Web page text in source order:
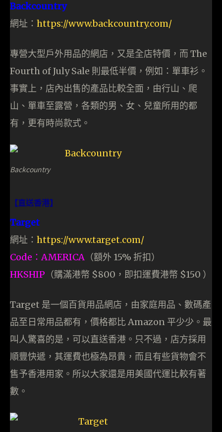
Backcountry
網址： https://www.backcountry.com/
專營大型戶外用品的網店，又是全店特價，而 The
Fourth of July Sale 則最低半價，例如：單車衫。
事實上，店內出售的產品比較全面，由行山、爬
山、單車至露營，各類的男、女、兒童所用的都
有，更有時尚款式。
Backcountry
【直送香港】
Target
網址： https://www.target.com/
Code：AMERICA （額外 15% 折扣）
HKSHIP （購滿港幣 $800，即扣運費港幣 $150 ）
Target 是一個百貨用品網店，由家庭用品、數碼產
品至日常用品都有，價格都比 Amazon 平少少。最
叫人驚喜的是，可以直送香港。只不過，店方採用
順豐快遞，其運費也極為昂貴，而且有些貨物會不
售予香港用家。所以大家還是用美國代運比較有著
數。